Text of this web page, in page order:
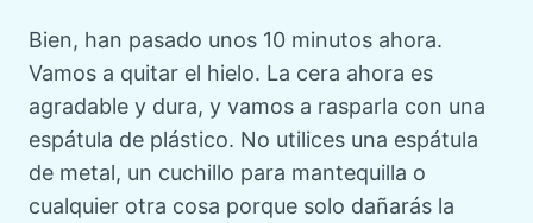
Bien, han pasado unos 10 minutos ahora.
Vamos a quitar el hielo. La cera ahora es
agradable y dura, y vamos a rasparla con una
espátula de plástico. No utilices una espátula
de metal, un cuchillo para mantequilla o
cualquier otra cosa porque solo dañarás la